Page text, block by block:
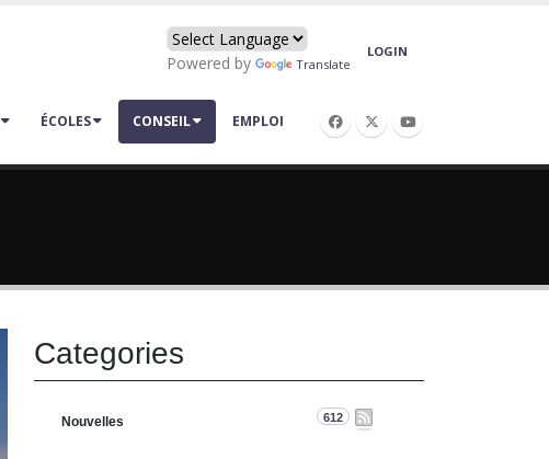
Powered by Translate
LOGIN
ÉCOLES CONSEIL EMPLOI
Categories
Nouvelles 612